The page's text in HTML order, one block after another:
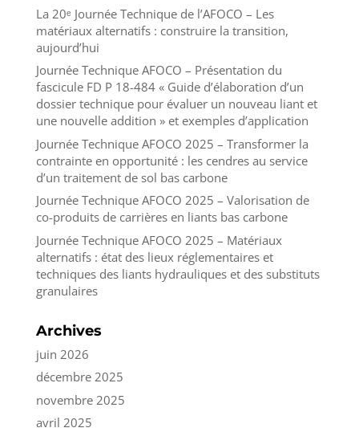
La 20ᵉ Journée Technique de l’AFOCO – Les
matériaux alternatifs : construire la transition,
aujourd’hui
Journée Technique AFOCO – Présentation du
fascicule FD P 18-484 « Guide d’élaboration d’un
dossier technique pour évaluer un nouveau liant et
une nouvelle addition » et exemples d’application
Journée Technique AFOCO 2025 – Transformer la
contrainte en opportunité : les cendres au service
d’un traitement de sol bas carbone
Journée Technique AFOCO 2025 – Valorisation de
co-produits de carrières en liants bas carbone
Journée Technique AFOCO 2025 – Matériaux
alternatifs : état des lieux réglementaires et
techniques des liants hydrauliques et des substituts
granulaires
Archives
juin 2026
décembre 2025
novembre 2025
avril 2025